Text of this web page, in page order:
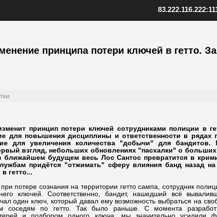
файл клиента
к установленной игре
Внизу в клиенте выберите
принципа потери ключей в гетто.
принцип потери ключей сотрудниками полиции в
для повышения дисциплины и ответственности в рядах
для увеличения количества "добычи" для
взгляд, небольших обновлениях "пасхалки" о
ближайшем будущем весь Лос Сантос превратится в
придётся "отжимать" сферу влияния банд назад на
гетто...
потере сознания на территории гетто сампа, сотрудник
ключей. Соответственно, бандит, нашедший всё
один ключ, который давал ему возможность выбраться на
соседям по гетто. Так было раньше. С момента